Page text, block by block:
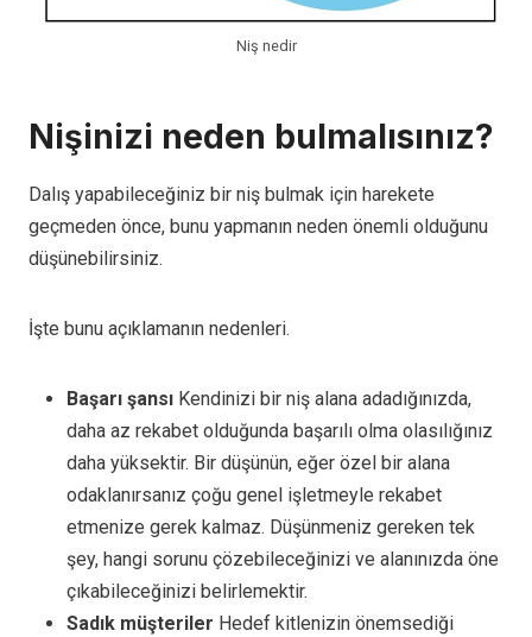
Niş nedir
Nişinizi neden bulmalısınız?
Dalış yapabileceğiniz bir niş bulmak için harekete
geçmeden önce, bunu yapmanın neden önemli olduğunu
düşünebilirsiniz.
İşte bunu açıklamanın nedenleri.
Başarı şansı Kendinizi bir niş alana adadığınızda,
daha az rekabet olduğunda başarılı olma olasılığınız
daha yüksektir. Bir düşünün, eğer özel bir alana
odaklanırsanız çoğu genel işletmeyle rekabet
etmenize gerek kalmaz. Düşünmeniz gereken tek
şey, hangi sorunu çözebileceğinizi ve alanınızda öne
çıkabileceğinizi belirlemektir.
Sadık müşteriler Hedef kitlenizin önemsediği